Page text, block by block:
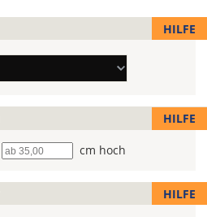
HILFE
HILFE
Höhe cm hoch
HILFE